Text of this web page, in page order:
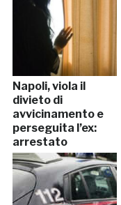
Napoli, viola il
divieto di
avvicinamento e
perseguita l’ex:
arrestato